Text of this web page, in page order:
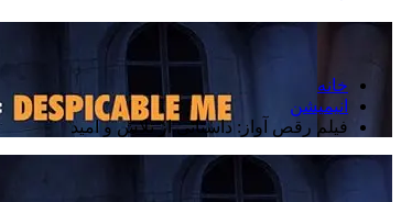
خانه
انیمیشن
فیلم رقص آواز: داستانی از تلاش و امید